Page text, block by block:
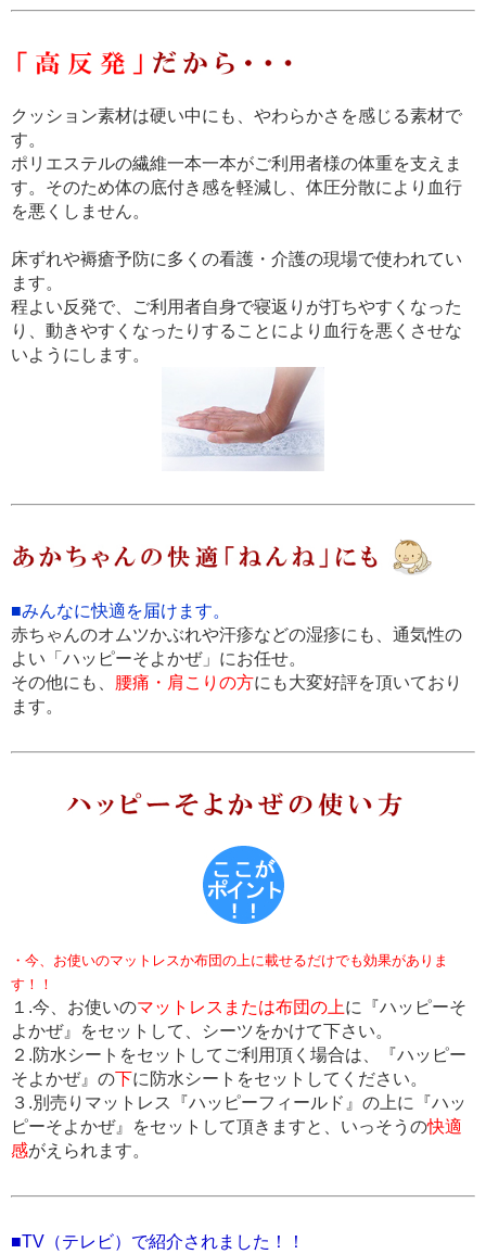
クッション素材は硬い中にも、やわらかさを感じる素材で
す。
ポリエステルの繊維一本一本がご利用者様の体重を支えま
す。そのため体の底付き感を軽減し、体圧分散により血行
を悪くしません。
床ずれや褥瘡予防に多くの看護・介護の現場で使われてい
ます。
程よい反発で、ご利用者自身で寝返りが打ちやすくなった
り、動きやすくなったりすることにより血行を悪くさせな
いようにします。
■みんなに快適を届けます。
赤ちゃんのオムツかぶれや汗疹などの湿疹にも、通気性の
よい「ハッピーそよかぜ」にお任せ。
その他にも、 腰痛・肩こりの方にも大変好評を頂いており
ます。
・今、お使いのマットレスか布団の上に載せるだけでも効果がありま
す！！
１.今、お使いのマットレスまたは布団の上に『ハッピーそ
よかぜ』をセットして、シーツをかけて下さい。
２.防水シートをセットしてご利用頂く場合は、『ハッピー
そよかぜ』の下に防水シートをセットしてください。
３.別売りマットレス『ハッピーフィールド』の上に『ハッ
ピーそよかぜ』をセットして頂きますと、いっそうの快適
感がえられます。
■TV（テレビ）で紹介されました！！